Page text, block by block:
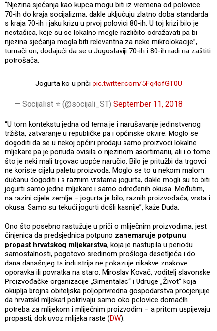
“Njezina sjećanja kao kupca mogu biti iz vremena od polovice
70-ih do kraja socijalizma, dakle uključuju zlatno doba standarda
s kraja 70-ih i jaku krizu u prvoj polovici 80-ih. U toj krizi bilo je
nestašica, koje su se lokalno mogle različito odražavati pa bi
njezina sjećanja mogla biti relevantna za neke mikrolokacije”,
tumači on, dodajući da se u Jugoslaviji 70-ih i 80-ih radi na zaštiti
potrošača.
Jogurta ko u priči pic.twitter.com/5Fq4ofGT0U
— Socijalist ⭐ (@socijali_ST) September 11, 2018
“U tom kontekstu jedna od tema je i narušavanje jedinstvenog
tržišta, zatvaranje u republičke pa i općinske okvire. Moglo se
dogoditi da se u nekoj općini prodaju samo proizvodi lokalne
mljekare pa je ponuda ovisila o njezinom asortimanu, ali i o tome
što je neki mali trgovac uopće naručio. Bilo je pritužbi da trgovci
ne koriste cijelu paletu proizvoda. Moglo se to u nekom malom
dućanu dogoditi i s raznim vrstama jogurta, dakle mogli su to biti
jogurti samo jedne mljekare i samo određenih okusa. Međutim,
na razini cijele zemlje – jogurta je bilo, raznih proizvođača, vrsta i
okusa. Samo su tekući jogurti došli kasnije”, kaže Duda.
Ono što posebno rastužuje u priči o mliječnim proizvodima, jest
činjenica da predsjednica potpuno zanemaruje potpunu
propast hrvatskog mljekarstva, koja je nastupila u periodu
samostalnosti, pogotovo sredinom prošloga desetljeća i do
dana današnjeg ta industrija ne pokazuje nikakve znakove
oporavka ili povratka na staro. Miroslav Kovač, voditelj slavonske
Proizvođačke organizacije „Simentalac“ i Udruge „Život“ koja
okuplja brojna obiteljska poljoprivredna gospodarstva procjenjuje
da hrvatski mljekari pokrivaju samo oko polovice domaćih
potreba za mlijekom i mliječnim proizvodim – a pritom uspijevaju
propasti, dok uvoz mlijeka raste (DW).